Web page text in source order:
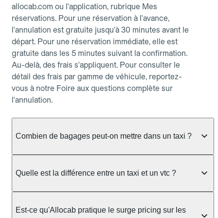
allocab.com ou l'application, rubrique Mes
réservations. Pour une réservation à l'avance,
l'annulation est gratuite jusqu'à 30 minutes avant le
départ. Pour une réservation immédiate, elle est
gratuite dans les 5 minutes suivant la confirmation.
Au-delà, des frais s'appliquent. Pour consulter le
détail des frais par gamme de véhicule, reportez-
vous à notre Foire aux questions complète sur
l'annulation.
Combien de bagages peut-on mettre dans un taxi ?
taxi berline accueille en général jusqu'à 3 bagages
ou nombreux, précisez-le dans le champ "Message
au chauffeur" lors de la réservation. Le prix n'est
Quelle est la différence entre un taxi et un vtc ?
prendre en charge directement dans la rue, à une
Est-ce qu'Allocab pratique le surge pricing sur les